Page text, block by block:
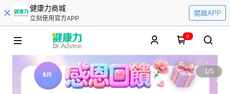
健康力商城
立刻使用官方APP
開啟APP
0
1/5